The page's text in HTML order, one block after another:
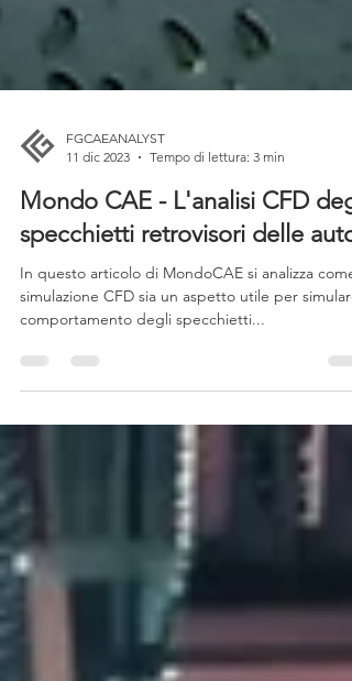
11 dic 2023
Tempo di lettura: 3 min
Mondo CAE - L'analisi CFD
specchietti retrovisori delle auto.
In questo articolo di MondoCAE si analizza come
comportamento degli specchietti...